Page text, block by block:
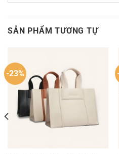
SẢN PHẨM TƯƠNG TỰ
-23%